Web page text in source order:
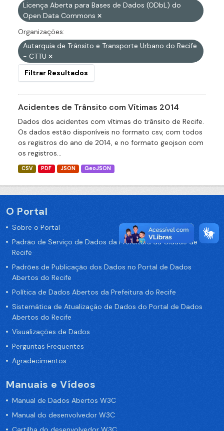
Licença Aberta para Bases de Dados (ODbL) do
Open Data Commons
Organizações:
Autarquia de Trânsito e Transporte Urbano do Recife
- CTTU
Filtrar Resultados
Acidentes de Trânsito com Vítimas 2014
Dados dos acidentes com vítimas do trânsito de Recife.
Os dados estão disponíveis no formato csv, com todos
os registros do ano de 2014, e no formato geojson com
os registros...
CSV PDF JSON GeoJSON
O Portal
Sobre o Portal
Padrão de Serviço de Dados da Prefeitura da Cidade de
Recife
Padrões de Publicação dos Dados no Portal de Dados
Abertos do Recife
Política de Dados Abertos da Prefeitura do Recife
Sistemática de Atualização de Dados do Portal de Dados
Abertos do Recife
Visualizações de Dados
Perguntas Frequentes
Agradecimentos
Manuais e Vídeos
Manual de Dados Abertos W3C
Manual do desenvolvedor W3C